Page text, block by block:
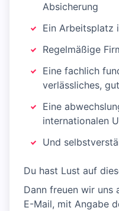
Absicherung
Ein Arbeitsplatz
Regelmäßige
Eine fachlich
verlässliches,
Eine
internationalen
Und
Du hast Lust auf
Dann freuen wir uns
E-Mail, mit Angabe